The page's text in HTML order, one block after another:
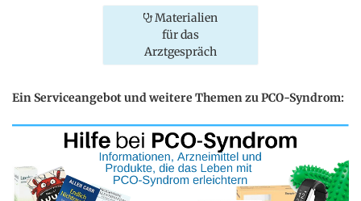
Materialien
für das
Arztgespräch
Ein Serviceangebot und weitere Themen zu PCO-Syndrom: